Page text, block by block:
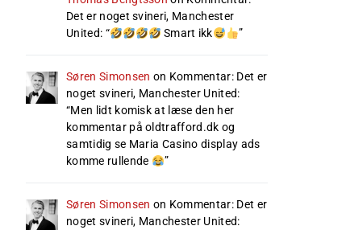
Det er noget svineri, Manchester
United: “ Smart ikk ”
Søren Simonsen on Kommentar: Det er
noget svineri, Manchester United:
“Men lidt komisk at læse den her
kommentar på oldtrafford.dk og
samtidig se Maria Casino display ads
komme rullende
”
Søren Simonsen on Kommentar: Det er
noget svineri, Manchester United: